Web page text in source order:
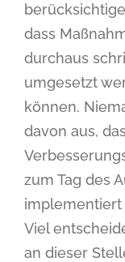
dass
durchaus
umgesetzt
können.
davon aus,
zum Tag des
implementiert
Viel
an dieser